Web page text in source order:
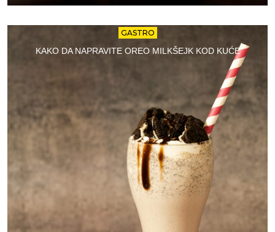
GASTRO
KAKO DA NAPRAVITE OREO MILKŠEJK KOD KUĆE